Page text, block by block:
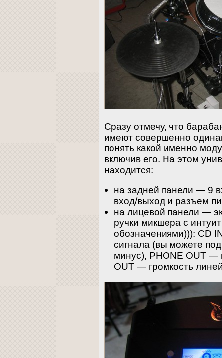
Сразу отмечу, что
имеют совершенно
понять какой именно
включив его. На этом
находится:
на задней панели — 9
вход/выход и разъем
на лицевой панели —
ручки микшера с
обозначениями))): CD
сигнала (вы можете
минус), PHONE OUT —
OUT — громкость